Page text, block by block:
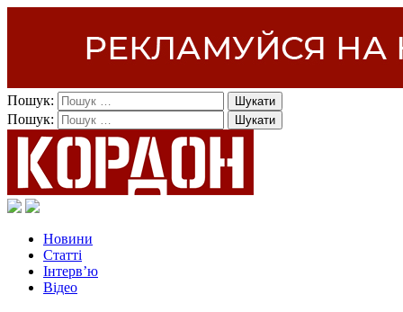
Пошук:
Пошук:
Новини
Статті
Інтерв’ю
Відео